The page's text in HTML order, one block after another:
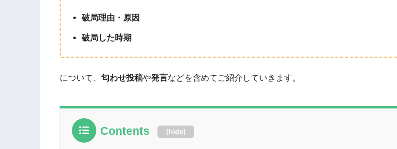
破局理由・原因
破局した時期
について、 匂わせ投稿や発言などを含めてご紹介していきます。
Contents [hide]